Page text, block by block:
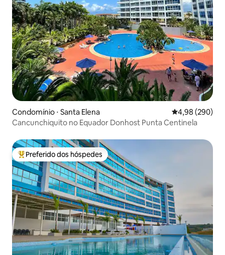
Condomínio ⋅ Santa Elena 4,98 de uma
4,98 (290)
Cancunchiquito no Equador Donhost Punta Centinela
Entre os melhores preferidos dos hóspedes
Preferido dos hóspedes